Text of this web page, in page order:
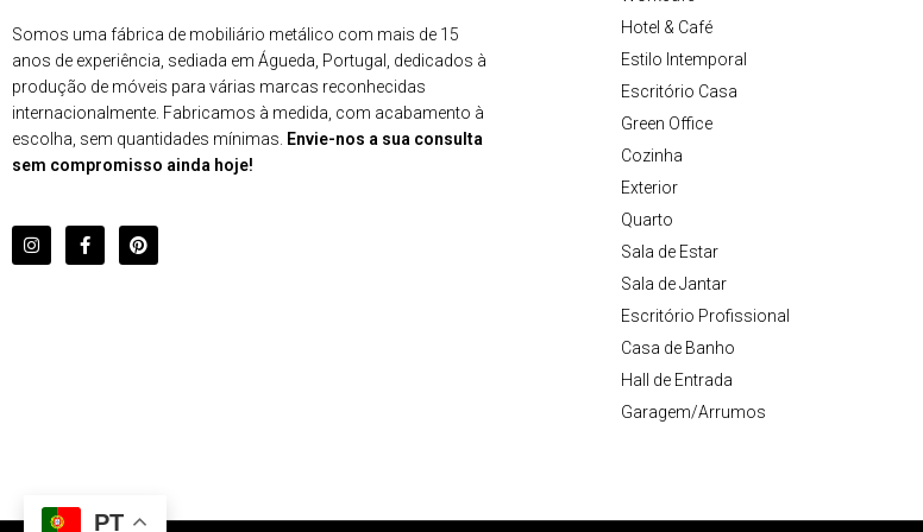
Somos uma fábrica de mobiliário metálico com mais de 15
anos de experiência, sediada em Águeda, Portugal, dedicados à
produção de móveis para várias marcas reconhecidas
internacionalmente. Fabricamos à medida, com acabamento à
escolha, sem quantidades mínimas. Envie-nos a sua consulta
sem compromisso ainda hoje!
Hotel & Café
Estilo Intemporal
Escritório Casa
Green Office
Cozinha
Exterior
Quarto
Sala de Estar
Sala de Jantar
Escritório Profissional
Casa de Banho
Hall de Entrada
Garagem/Arrumos
PT